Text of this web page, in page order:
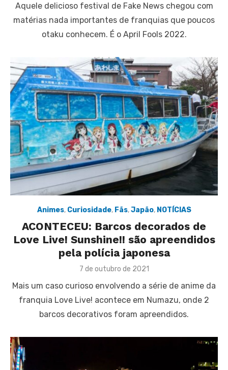
Aquele delicioso festival de Fake News chegou com
matérias nada importantes de franquias que poucos
otaku conhecem. É o April Fools 2022.
Animes, Curiosidade, Fãs,Japão, NOTÍCIAS
ACONTECEU: Barcos decorados de
Love Live! Sunshine!! são apreendidos
pela polícia japonesa
Posted
7 de outubro de 2021
Mais um caso curioso envolvendo a série de anime da
franquia Love Live! acontece em Numazu, onde 2
barcos decorativos foram apreendidos.